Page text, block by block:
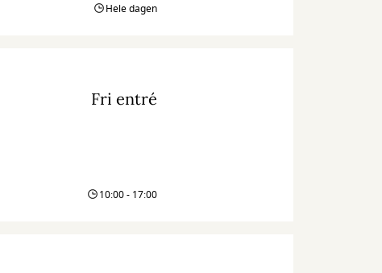
Hele dagen
Fri entré
10:00 - 17:00